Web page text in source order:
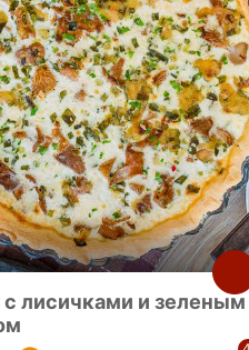
лисичками и зеленым